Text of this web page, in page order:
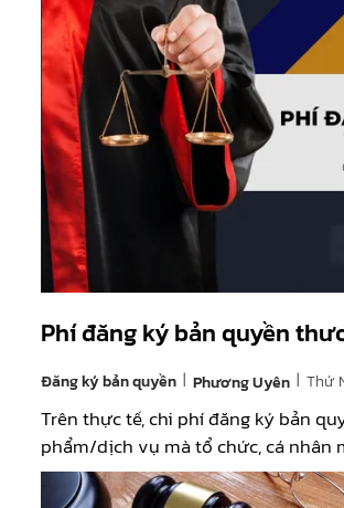
Phí đăng ký bản quyền
Đăng ký bản quyền | Phương Uyên | Thứ
Trên thực tế, chi phí đăng ký bản
phẩm/dịch vụ mà tổ chức, cá nhân